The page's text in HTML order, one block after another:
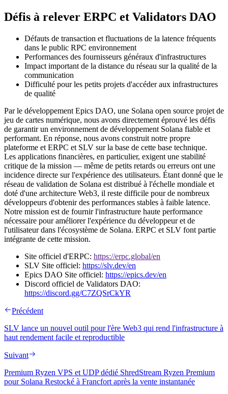
Défis à relever ERPC et Validators DAO
Défauts de transaction et fluctuations de la latence fréquents
dans le public RPC environnement
Performances des fournisseurs généraux d'infrastructures
Impact important de la distance du réseau sur la qualité de la
communication
Difficulté pour les petits projets d'accéder aux infrastructures
de qualité
Par le développement Epics DAO, une Solana open source projet de
jeu de cartes numérique, nous avons directement éprouvé les défis
de garantir un environnement de développement Solana fiable et
performant. En réponse, nous avons construit notre propre
plateforme et ERPC et SLV sur la base de cette base technique.
Les applications financières, en particulier, exigent une stabilité
critique de la mission — même de petits retards ou erreurs ont une
incidence directe sur l'expérience des utilisateurs. Étant donné que le
réseau de validation de Solana est distribué à l'échelle mondiale et
doté d'une architecture Web3, il reste difficile pour de nombreux
développeurs d'obtenir des performances stables à faible latence.
Notre mission est de fournir l'infrastructure haute performance
nécessaire pour améliorer l'expérience du développeur et de
l'utilisateur dans l'écosystème de Solana. ERPC et SLV font partie
intégrante de cette mission.
Site officiel d'ERPC: https://erpc.global/en
SLV Site officiel: https://slv.dev/en
Epics DAO Site officiel: https://epics.dev/en
Discord officiel de Validators DAO:
https://discord.gg/C7ZQSrCkYR
Précédent
SLV lance un nouvel outil pour l'ère Web3 qui rend l'infrastructure à
haut rendement facile et reproductible
Suivant
Premium Ryzen VPS et UDP dédié ShredStream Ryzen Premium
pour Solana Restocké à Francfort après la vente instantanée